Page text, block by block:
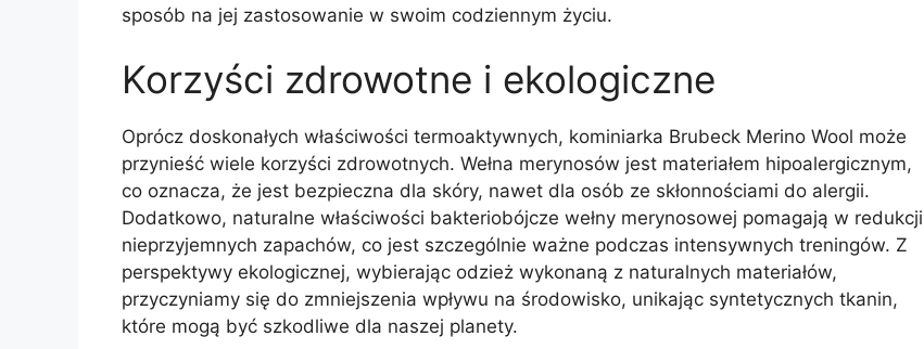
sposób na jej zastosowanie w swoim codziennym życiu.
Korzyści zdrowotne i ekologiczne
Oprócz doskonałych właściwości termoaktywnych, kominiarka Brubeck Merino Wool może
przynieść wiele korzyści zdrowotnych. Wełna merynosów jest materiałem hipoalergicznym,
co oznacza, że jest bezpieczna dla skóry, nawet dla osób ze skłonnościami do alergii.
Dodatkowo, naturalne właściwości bakteriobójcze wełny merynosowej pomagają w redukcji
nieprzyjemnych zapachów, co jest szczególnie ważne podczas intensywnych treningów. Z
perspektywy ekologicznej, wybierając odzież wykonaną z naturalnych materiałów,
przyczyniamy się do zmniejszenia wpływu na środowisko, unikając syntetycznych tkanin,
które mogą być szkodliwe dla naszej planety.